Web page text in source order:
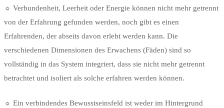
☼ Verbundenheit, Leerheit oder Energie können nicht mehr getrennt
von der Erfahrung gefunden werden, noch gibt es einen
Erfahrenden, der abseits davon erlebt werden kann. Die
verschiedenen Dimensionen des Erwachens (Fäden) sind so
vollständig in das System integriert, dass sie nicht mehr getrennt
betrachtet und isoliert als solche erfahren werden können.
☼ Ein verbindendes Bewusstseinsfeld ist weder im Hintergrund